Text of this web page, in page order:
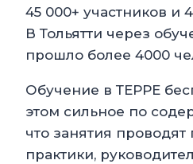
45 000+ участников и
В Тольятти через
прошло более 4000
Обучение в ТЕРРЕ
этом сильное по
что занятия
практики,